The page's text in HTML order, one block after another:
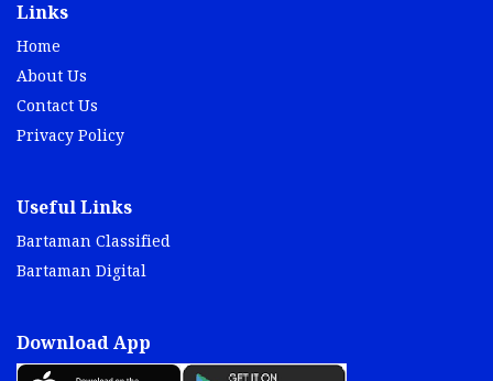
Links
Home
About Us
Contact Us
Privacy Policy
Useful Links
Bartaman Classified
Bartaman Digital
Download App